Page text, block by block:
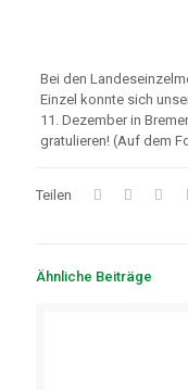
Bei den
Einzel konnte sich
11. Dezember in
gratulieren! (Auf dem
Teilen
Ähnliche Beiträge